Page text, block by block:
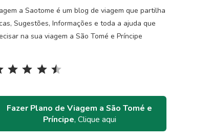
a Saotome é um blog de viagem que partilha
Sugestões, Informações e toda a ajuda que
na sua viagem a São Tomé e Príncipe
⭐ ⭐⭐
Fazer Plano de Viagem a São Tomé e
Príncipe, Clique aqui